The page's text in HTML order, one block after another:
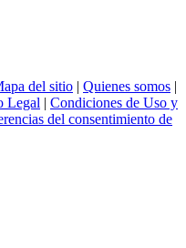
del sitio | Quienes somos |
Legal | Condiciones de Uso y
del consentimiento de